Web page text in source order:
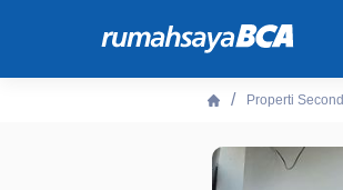
Properti Second